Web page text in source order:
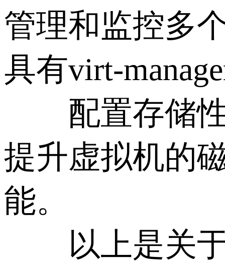
管理和监控多
具有virt-
配置存储性
提升虚拟机的
能。
以上是关于